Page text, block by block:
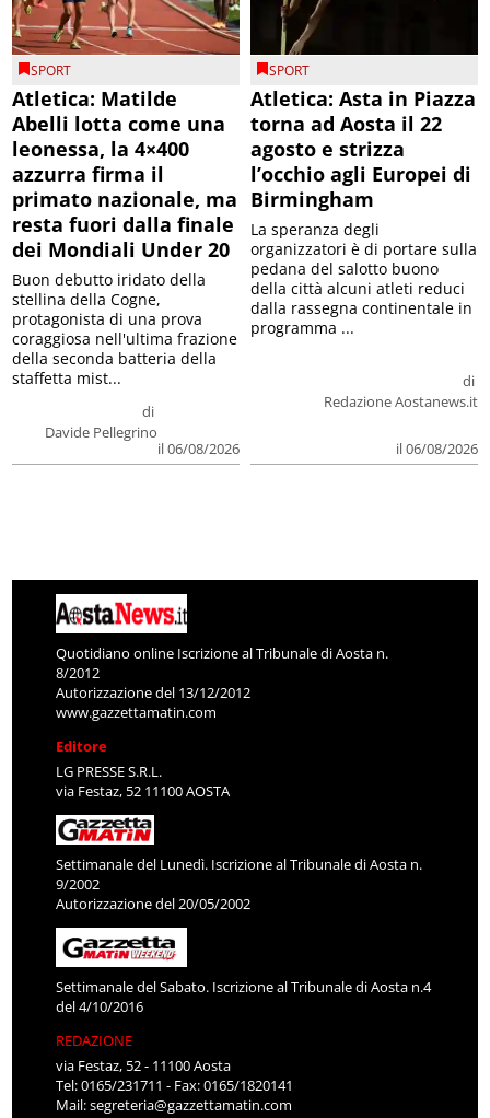
SPORT
Atletica: Matilde
Abelli lotta come una
leonessa, la 4×400
azzurra firma il
primato nazionale, ma
resta fuori dalla finale
dei Mondiali Under 20
di
Davide Pellegrino
il 06/08/2026
Buon debutto iridato della
stellina della Cogne,
protagonista di una prova
coraggiosa nell'ultima frazione
della seconda batteria della
staffetta mist...
SPORT
Atletica: Asta in Piazza
torna ad Aosta il 22
agosto e strizza
l’occhio agli Europei di
Birmingham
di
Redazione Aostanews.it
il 06/08/2026
La speranza degli
organizzatori è di portare sulla
pedana del salotto buono
della città alcuni atleti reduci
dalla rassegna continentale in
programma ...
Quotidiano online Iscrizione al Tribunale di Aosta n.
8/2012
Autorizzazione del 13/12/2012
www.gazzettamatin.com
Editore
LG PRESSE S.R.L.
via Festaz, 52 11100 AOSTA
Settimanale del Lunedì. Iscrizione al Tribunale di Aosta n.
9/2002
Autorizzazione del 20/05/2002
Settimanale del Sabato. Iscrizione al Tribunale di Aosta n.4
del 4/10/2016
REDAZIONE
via Festaz, 52 - 11100 Aosta
Tel: 0165/231711 - Fax: 0165/1820141
Mail:segreteria@gazzettamatin.com